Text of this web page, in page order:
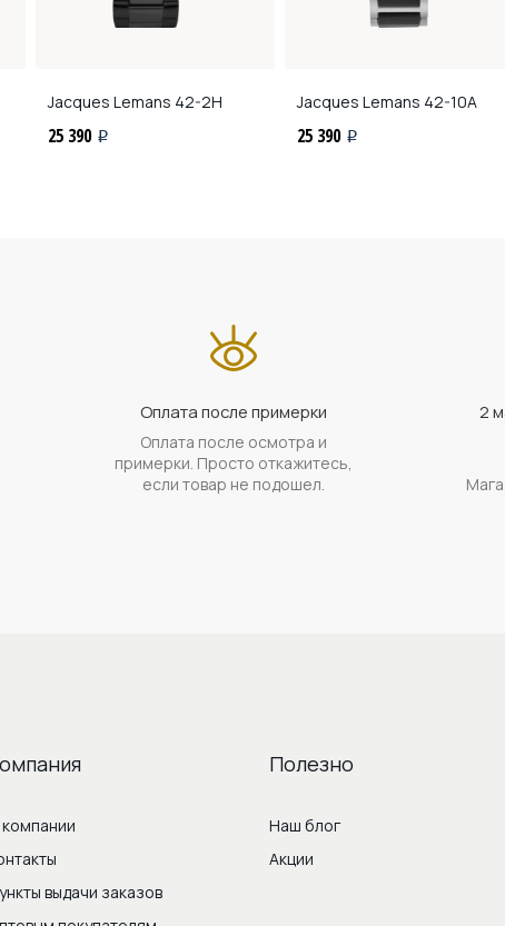
Jacques Lemans 42-2H
25 390 i
Jacques Lemans 42-10A
25 390 i
Оплата после примерки
Оплата после осмотра и
примерки. Просто откажитесь,
если товар не подошел.
2
выдачи заказов
Полезно
Наш блог
Акции